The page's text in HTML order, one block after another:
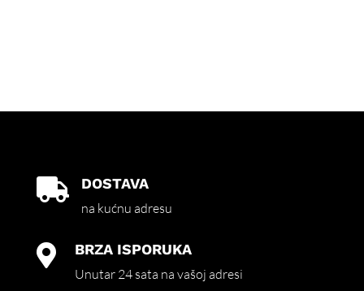
 DOSTAVA
na kućnu adresu
 BRZA ISPORUKA
Unutar 24 sata na vašoj adresi